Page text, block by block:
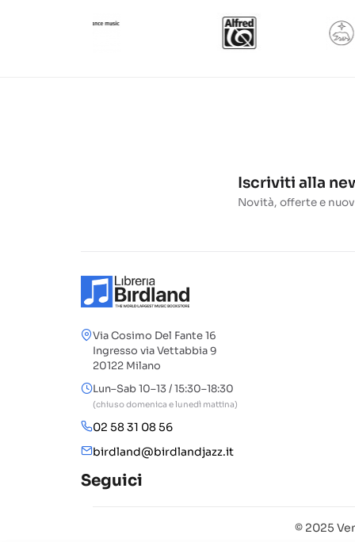
Iscriviti alla
Novità, offerte e
Via Cosimo Del Fante 16
Ingresso via Vettabbia 9
20122 Milano
Lun–Sab 10–13 / 15:30–18:30
(chiuso domenica e lunedì mattina)
02 58 31 08 56
birdland@birdlandjazz.it
Seguici
© 2025